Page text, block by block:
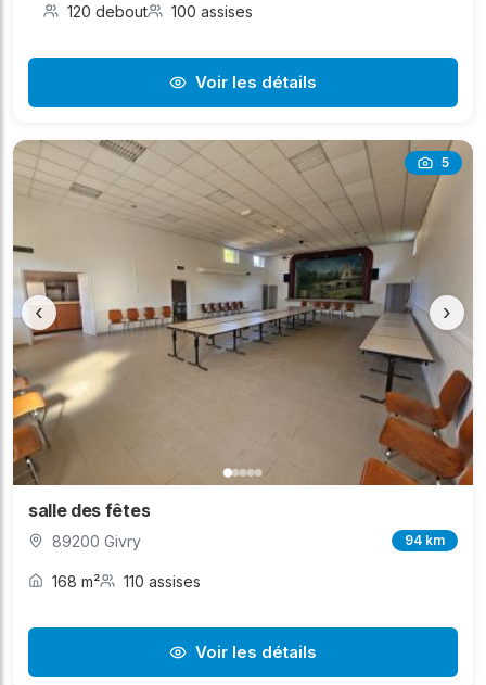
120 debout 100 assises
Voir les détails
5
‹ ›
salle des fêtes
89200 Givry 94 km
168 m² 110 assises
Voir les détails